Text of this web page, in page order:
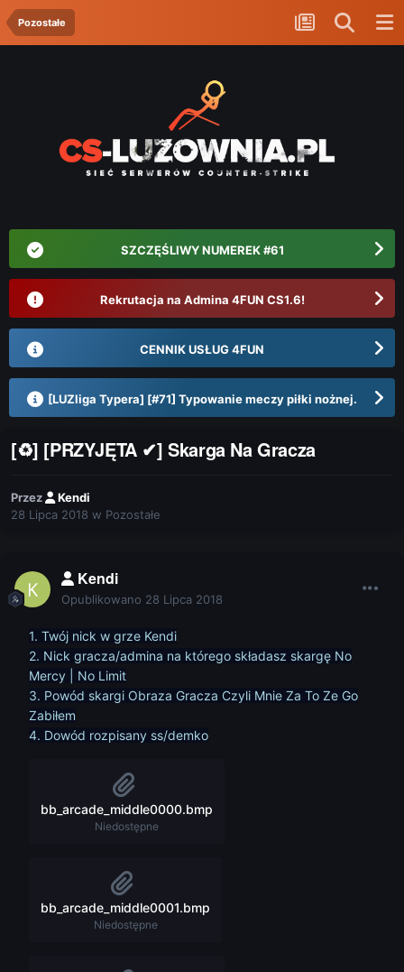
Pozostałe
SZCZĘŚLIWY NUMEREK #61
Rekrutacja na Admina 4FUN CS1.6!
CENNIK USŁUG 4FUN
[LUZliga Typera] [#71] Typowanie meczy piłki nożnej.
[♻] [PRZYJĘTA ✔] Skarga Na Gracza
Przez
Kendi
28 Lipca 2018 w Pozostałe
Kendi
Opublikowano 28 Lipca 2018
1. Twój nick w grze Kendi
2. Nick gracza/admina na którego składasz skargę No
Mercy | No Limit
3. Powód skargi Obraza Gracza Czyli Mnie Za To Ze Go
Zabiłem
4. Dowód rozpisany ss/demko
bb_arcade_middle0000.bmp
Niedostępne
bb_arcade_middle0001.bmp
Niedostępne